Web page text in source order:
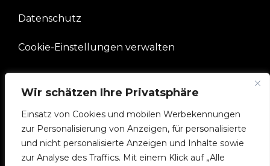
Wir schätzen Ihre Privatsphäre
Einsatz von Cookies und mobilen Werbekennungen
zur Personalisierung von Anzeigen, für personalisierte
und nicht personalisierte Anzeigen und Inhalte sowie
zur Analyse des Traffics. Mit einem Klick auf „Alle
Datenschutz
Cookie-Einstellungen verwalten
UNTERNEHMEN
V2C-Gemeinschaft
e-Chargers